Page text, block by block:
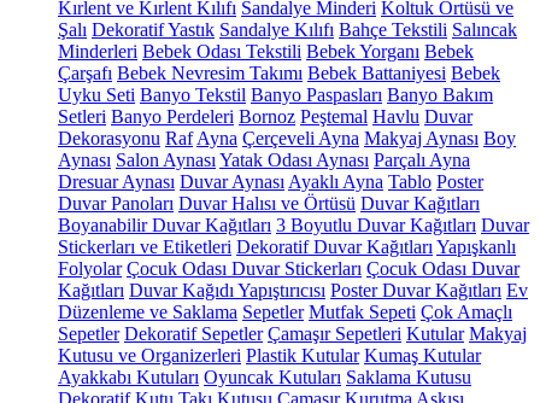
Kırlent ve Kırlent Kılıfı Sandalye Minderi Koltuk Örtüsü ve
Şalı Dekoratif Yastık Sandalye Kılıfı Bahçe Tekstili Salıncak
Minderleri Bebek Odası Tekstili Bebek Yorganı Bebek
Çarşafı Bebek Nevresim Takımı Bebek Battaniyesi Bebek
Uyku Seti Banyo Tekstil Banyo Paspasları Banyo Bakım
Setleri Banyo Perdeleri Bornoz Peştemal Havlu Duvar
Dekorasyonu Raf Ayna Çerçeveli Ayna Makyaj Aynası Boy
Aynası Salon Aynası Yatak Odası Aynası Parçalı Ayna
Dresuar Aynası Duvar Aynası Ayaklı Ayna Tablo Poster
Duvar Panoları Duvar Halısı ve Örtüsü Duvar Kağıtları
Boyanabilir Duvar Kağıtları 3 Boyutlu Duvar Kağıtları Duvar
Stickerları ve Etiketleri Dekoratif Duvar Kağıtları Yapışkanlı
Folyolar Çocuk Odası Duvar Stickerları Çocuk Odası Duvar
Kağıtları Duvar Kağıdı Yapıştırıcısı Poster Duvar Kağıtları Ev
Düzenleme ve Saklama Sepetler Mutfak Sepeti Çok Amaçlı
Sepetler Dekoratif Sepetler Çamaşır Sepetleri Kutular Makyaj
Kutusu ve Organizerleri Plastik Kutular Kumaş Kutular
Ayakkabı Kutuları Oyuncak Kutuları Saklama Kutusu
Dekoratif Kutu Takı Kutusu Çamaşır Kurutma Askısı